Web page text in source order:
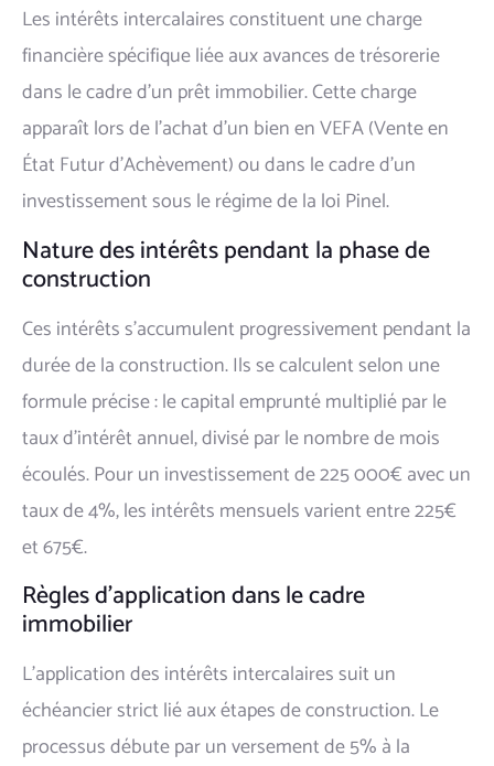
Les intérêts intercalaires constituent une charge
financière spécifique liée aux avances de trésorerie
dans le cadre d'un prêt immobilier. Cette charge
apparaît lors de l'achat d'un bien en VEFA (Vente en
État Futur d'Achèvement) ou dans le cadre d'un
investissement sous le régime de la loi Pinel.
Nature des intérêts pendant la phase de
construction
Ces intérêts s'accumulent progressivement pendant la
durée de la construction. Ils se calculent selon une
formule précise : le capital emprunté multiplié par le
taux d'intérêt annuel, divisé par le nombre de mois
écoulés. Pour un investissement de 225 000€ avec un
taux de 4%, les intérêts mensuels varient entre 225€
et 675€.
Règles d'application dans le cadre
immobilier
L'application des intérêts intercalaires suit un
échéancier strict lié aux étapes de construction. Le
processus débute par un versement de 5% à la